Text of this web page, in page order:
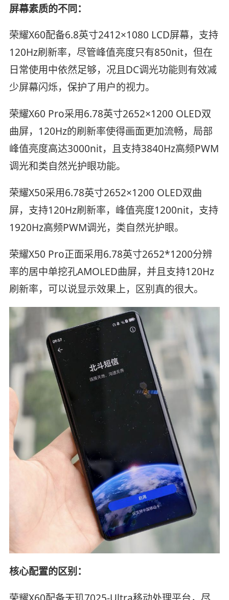
屏幕素质的不同：
荣耀X60配备6.8英寸2412×1080 LCD屏幕，支持
120Hz刷新率，尽管峰值亮度只有850nit，但在
日常使用中依然足够，况且DC调光功能则有效减
少屏幕闪烁，保护了用户的视力。
荣耀X60 Pro采用6.78英寸2652×1200 OLED双
曲屏，120Hz的刷新率使得画面更加流畅，局部
峰值亮度高达3000nit，且支持3840Hz高频PWM
调光和类自然光护眼功能。
荣耀X50采用6.78英寸2652×1200 OLED双曲
屏，支持120Hz刷新率，峰值亮度1200nit，支持
1920Hz高频PWM调光，类自然光护眼。
荣耀X50 Pro正面采用6.78英寸2652*1200分辨
率的居中单挖孔AMOLED曲屏，并且支持120Hz
刷新率，可以说显示效果上，区别真的很大。
核心配置的区别：